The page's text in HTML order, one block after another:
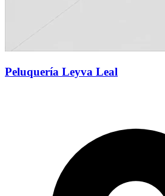
Peluquería Leyva Leal